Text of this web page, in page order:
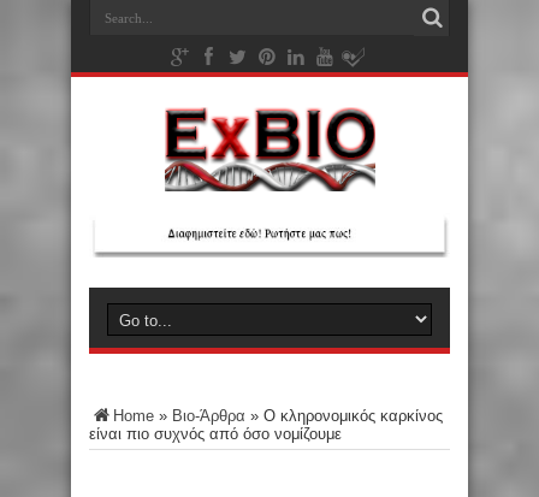
Home » Βιο-Άρθρα » Ο κληρονομικός καρκίνος
είναι πιο συχνός από όσο νομίζουμε